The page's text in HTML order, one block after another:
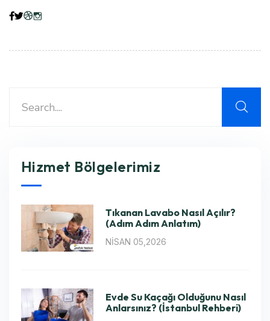
Hizmet Bölgelerimiz
Tıkanan Lavabo Nasıl Açılır?
(Adım Adım Anlatım)
NISAN 05,2026
Evde Su Kaçağı Olduğunu Nasıl
Anlarsınız? (İstanbul Rehberi)